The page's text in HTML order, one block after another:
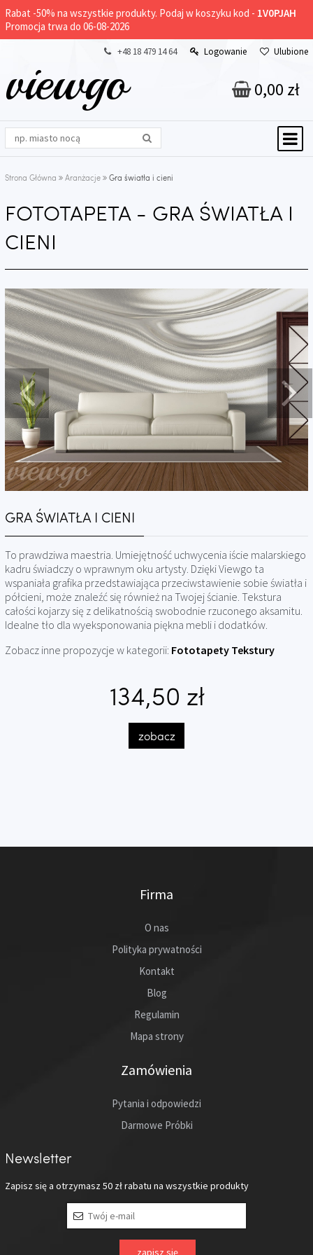
Rabat -50% na wszystkie produkty. Podaj w koszyku kod - 1V0PJAH
Promocja trwa do 06-08-2026
+48 18 479 14 64 Logowanie Ulubione
viewgo 0,00 zł
Strona Główna Aranżacje Gra światła i cieni
FOTOTAPETA - GRA ŚWIATŁA I
CIENI
GRA ŚWIATŁA I CIENI
To prawdziwa maestria. Umiejętność uchwycenia iście malarskiego
kadru świadczy o wprawnym oku artysty. Dzięki Viewgo ta
wspaniała grafika przedstawiająca przeciwstawienie sobie światła i
półcieni, może znaleźć się również na Twojej ścianie. Tekstura
całości kojarzy się z delikatnością swobodnie rzuconego aksamitu.
Idealne tło dla wyeksponowania piękna mebli i dodatków.
Zobacz inne propozycje w kategorii: Fototapety Tekstury
134,50 zł
zobacz
Firma
O nas
Polityka prywatności
Kontakt
Blog
Regulamin
Mapa strony
Zamówienia
Pytania i odpowiedzi
Darmowe Próbki
Newsletter
Zapisz się a otrzymasz50 złrabatu na wszystkie produkty